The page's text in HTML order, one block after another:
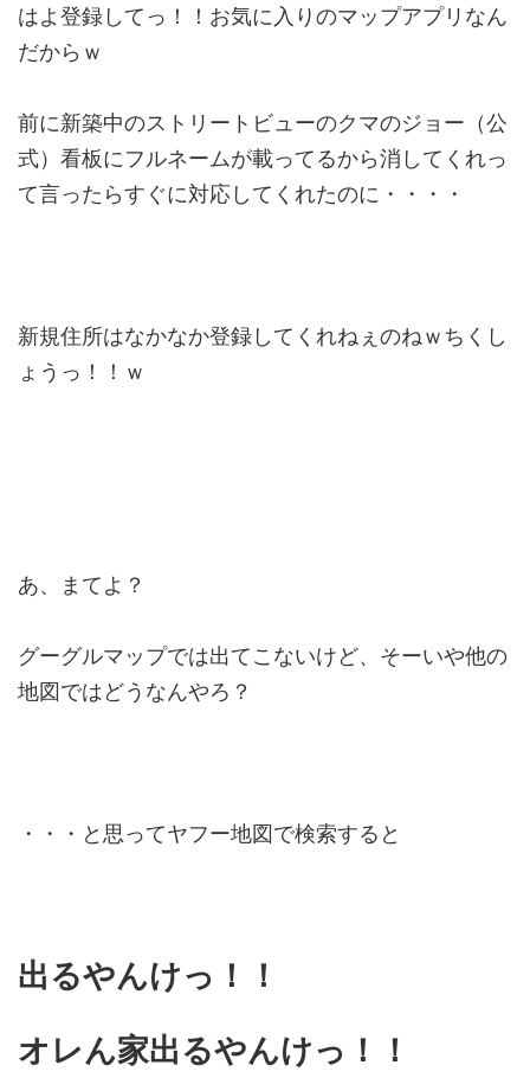
はよ登録してっ！！お気に入りのマップアプリなん
だからｗ
前に新築中のストリートビューのクマのジョー（公
式）看板にフルネームが載ってるから消してくれっ
て言ったらすぐに対応してくれたのに・・・・
新規住所はなかなか登録してくれねぇのねｗちくし
ょうっ！！ｗ
あ、まてよ？
グーグルマップでは出てこないけど、そーいや他の
地図ではどうなんやろ？
・・・と思ってヤフー地図で検索すると
出るやんけっ！！
オレん家出るやんけっ！！